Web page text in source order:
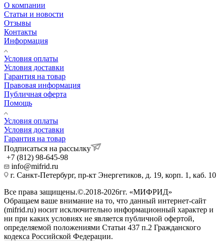
О компании
Статьи и новости
Отзывы
Контакты
Информация
Условия оплаты
Условия доставки
Гарантия на товар
Правовая информация
Публичная оферта
Помощь
Условия оплаты
Условия доставки
Гарантия на товар
Подписаться на рассылку
+7 (812) 98-645-98
info@mifrid.ru
г. Санкт-Петербург, пр-кт Энергетиков, д. 19, корп. 1, каб. 10
Все права защищены.©.2018-2026гг. «МИФРИД»
Обращаем ваше внимание на то, что данный интернет-сайт
(mifrid.ru) носит исключительно информационный характер и
ни при каких условиях не является публичной офертой,
определяемой положениями Статьи 437 п.2 Гражданского
кодекса Российской Федерации.